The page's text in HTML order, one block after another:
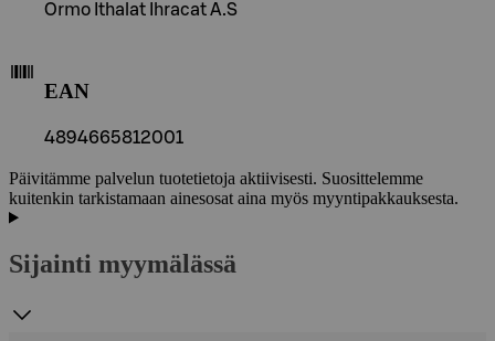
Ormo Ithalat Ihracat A.S
EAN
4894665812001
Päivitämme palvelun tuotetietoja aktiivisesti. Suosittelemme
kuitenkin tarkistamaan ainesosat aina myös myyntipakkauksesta.
Sijainti myymälässä